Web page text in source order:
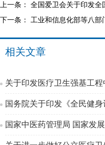
上一条： 全国爱卫会关于印发全
下一条： 工业和信息化部等八
相关文章
关于印发医疗卫生强基工
国务院关于印发《全民健
国家中医药管理局 国家发